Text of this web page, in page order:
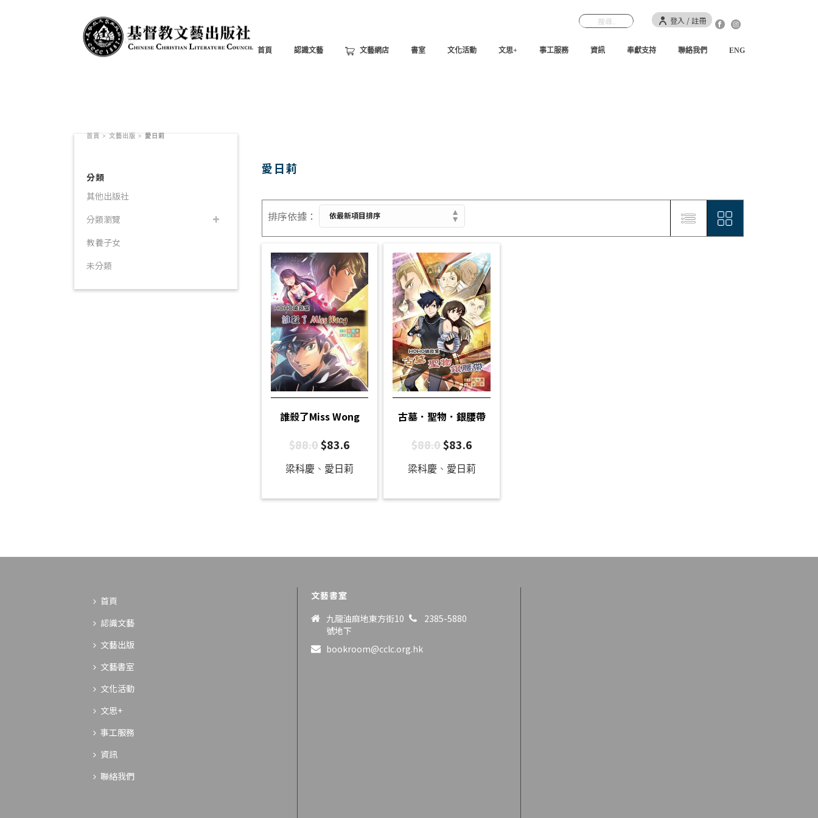
登入 / 註冊
首頁 認識文藝 文藝網店 書室 文化活動 文思+ 事工服務 資訊 奉獻支持 聯絡我們 ENG
書籍產品
首頁 > 文藝出版 > 愛日莉
愛日莉
誰殺了Miss Wong
$88.0$83.6
梁科慶 、 愛日莉
古墓．聖物．銀腰帶
$88.0$83.6
梁科慶、 愛日莉
分類
其他出版社
分類瀏覽
教養子女
未分類
首頁
認識文藝
文藝出版
文藝書室
文化活動
文思+
事工服務
資訊
聯絡我們
文藝書室
九龍油麻地東方街10
號地下
2385-5880
bookroom@cclc.org.hk